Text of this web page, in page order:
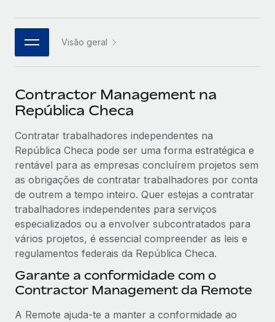
Visão geral
Contractor Management na
República Checa
Contratar trabalhadores independentes na
República Checa pode ser uma forma estratégica e
rentável para as empresas concluírem projetos sem
as obrigações de contratar trabalhadores por conta
de outrem a tempo inteiro. Quer estejas a contratar
trabalhadores independentes para serviços
especializados ou a envolver subcontratados para
vários projetos, é essencial compreender as leis e
regulamentos federais da República Checa.
Garante a conformidade com o
Contractor Management da Remote
A Remote ajuda-te a manter a conformidade ao